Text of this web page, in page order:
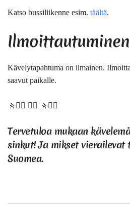
Katso bussiliikenne esim. täältä.
Ilmoittautuminen
Kävelytapahtuma on ilmainen.
saavut paikalle.
🚶🚶‍♀️ 🚶‍♀️ 🚶🚶‍♀️
Tervetuloa mukaan
sinkut! Ja mikset
Suomea.